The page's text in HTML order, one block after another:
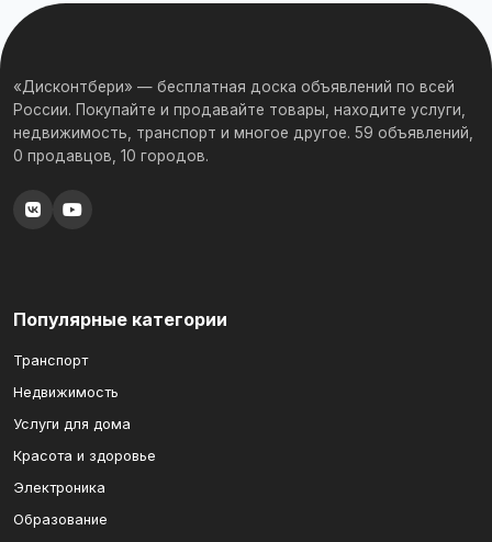
«Дисконтбери» — бесплатная доска объявлений по всей
России. Покупайте и продавайте товары, находите услуги,
недвижимость, транспорт и многое другое. 59 объявлений,
0 продавцов, 10 городов.
Популярные категории
Транспорт
Недвижимость
Услуги для дома
Красота и здоровье
Электроника
Образование